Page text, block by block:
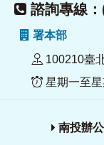
諮詢專線
署本部
100210臺
星期一至
南投辦